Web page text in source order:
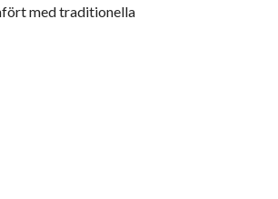
med traditionella